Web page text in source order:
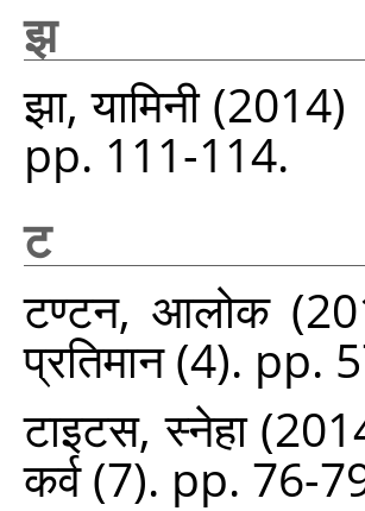
झ
झा, यामिनी(2014)
pp. 111-114.
ट
टण्टन, आलोक
प्रतिमान (4). pp.
टाइटस, स्नेहा
कर्व (7). pp. 76-